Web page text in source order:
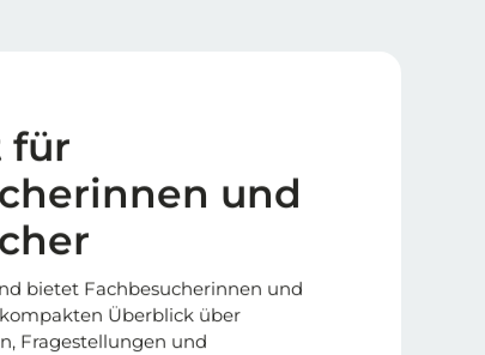
für
und
bietet Fachbesucherinnen und
Überblick über
Fragestellungen und